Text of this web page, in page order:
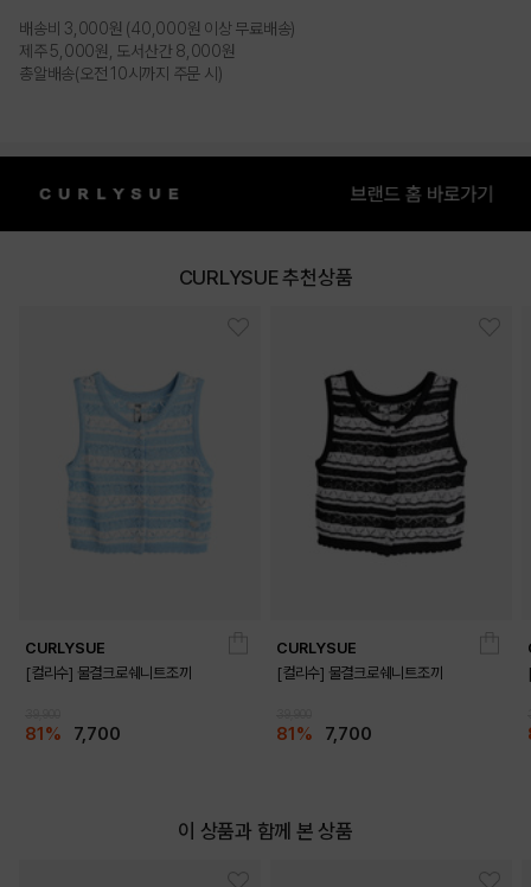
배송비 3,000원 (40,000원 이상 무료배송)
제주 5,000원, 도서산간 8,000원
총알배송(오전 10시까지 주문 시)
CURLYSUE 추천상품
CURLYSUE
[컬리수] 물결크로쉐니트조끼
81% 7,700
CURLYSUE
[컬리수] 물결크로쉐니트조끼
81% 7,700
이 상품과 함께 본 상품